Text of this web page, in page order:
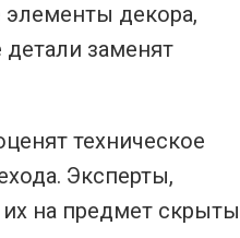
декора,
заменят
техническое
Эксперты,
на предмет